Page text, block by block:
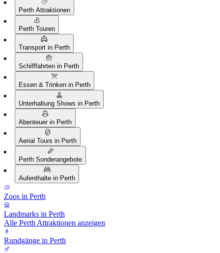
Perth Attraktionen
Perth Touren
Transport in Perth
Schifffahrten in Perth
Essen & Trinken in Perth
Unterhaltung Shows in Perth
Abenteuer in Perth
Aerial Tours in Perth
Perth Sonderangebote
Aufenthalte in Perth
Zoos in Perth
Landmarks in Perth
Alle Perth Attraktionen anzeigen
Rundgänge in Perth